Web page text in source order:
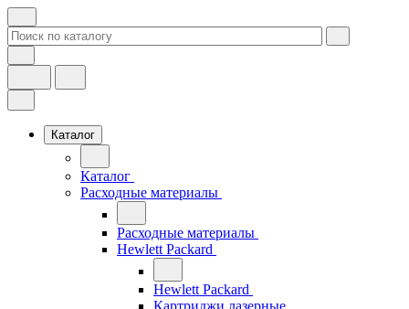
Каталог
Каталог
Расходные материалы
Расходные материалы
Hewlett Packard
Hewlett Packard
Картриджи лазерные